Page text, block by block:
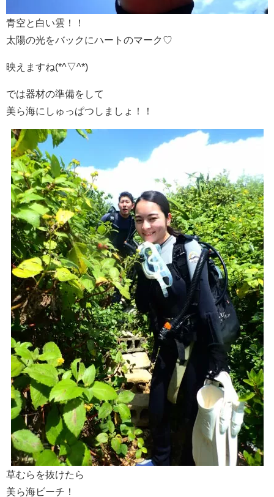
青空と白い雲！！
太陽の光をバックにハートのマーク♡
映えますね(*^▽^*)
では器材の準備をして
美ら海にしゅっぱつしましょ！！
草むらを抜けたら
美ら海ビーチ！